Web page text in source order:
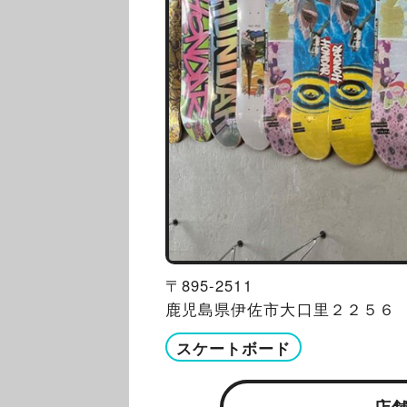
〒895-2511
鹿児島県伊佐市大口里２２５６
スケートボード